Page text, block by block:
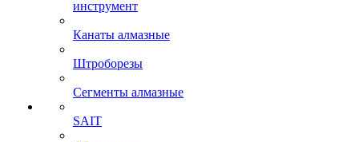
инструмент
Канаты алмазные
Штроборезы
Сегменты алмазные
SAIT